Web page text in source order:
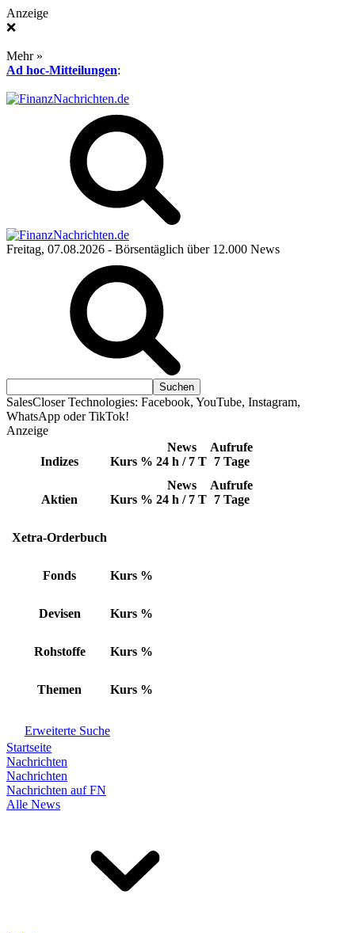
Anzeige
❌
Mehr »
Ad hoc-Mitteilungen:
Freitag, 07.08.2026 - Börsentäglich über 12.000 News
SalesCloser Technologies: Facebook, YouTube, Instagram,
WhatsApp oder TikTok!
Anzeige
Indizes Kurs %
News
24 h / 7 T
Aufrufe
7 Tage
Aktien Kurs %
News
24 h / 7 T
Aufrufe
7 Tage
Xetra-Orderbuch
Fonds Kurs %
Devisen Kurs %
Rohstoffe Kurs %
Themen Kurs %
Erweiterte Suche
Startseite
Nachrichten
Nachrichten
Nachrichten auf FN
Alle News